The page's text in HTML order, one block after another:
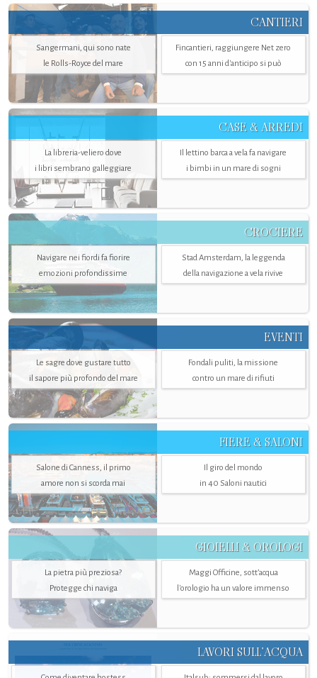
CANTIERI
Sangermani, qui sono nate
le Rolls-Royce del mare
Fincantieri, raggiungere Net zero
con 15 anni d'anticipo si può
CASE & ARREDI
La libreria-veliero dove
i libri sembrano galleggiare
Il lettino barca a vela fa navigare
i bimbi in un mare di sogni
CROCIERE
Navigare nei fiordi fa fiorire
emozioni profondissime
Stad Amsterdam, la leggenda
della navigazione a vela rivive
EVENTI
Le sagre dove gustare tutto
il sapore più profondo del mare
Fondali puliti, la missione
contro un mare di rifiuti
FIERE & SALONI
Salone di Canness, il primo
amore non si scorda mai
Il giro del mondo
in 40 Saloni nautici
GIOIELLI & OROLOGI
La pietra più preziosa?
Protegge chi naviga
Maggi Officine, sott’acqua
l'orologio ha un valore immenso
LAVORI SULL’ACQUA